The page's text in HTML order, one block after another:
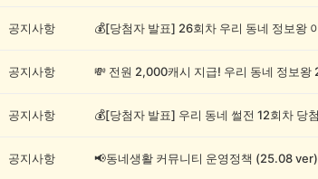
공지사항
공지사항
공지사항
공지사항 📢동네생활 커뮤니티 운영정책 (25.08 ver)